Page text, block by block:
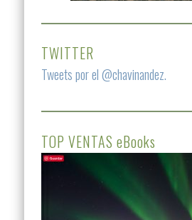
TWITTER
Tweets por el @chavinandez.
TOP VENTAS eBooks